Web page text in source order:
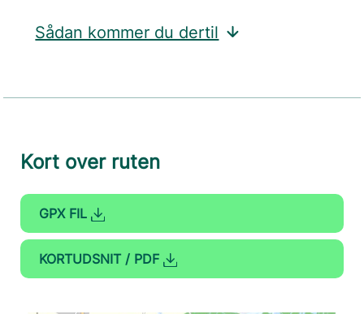
Sådan kommer du dertil
Kort over ruten
GPX FIL
KORTUDSNIT / PDF